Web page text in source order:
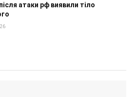
атаки рф виявили тіло